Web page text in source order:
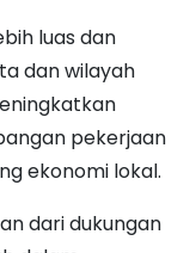
luas dan
dan wilayah
pekerjaan
ekonomi lokal.
dari dukungan